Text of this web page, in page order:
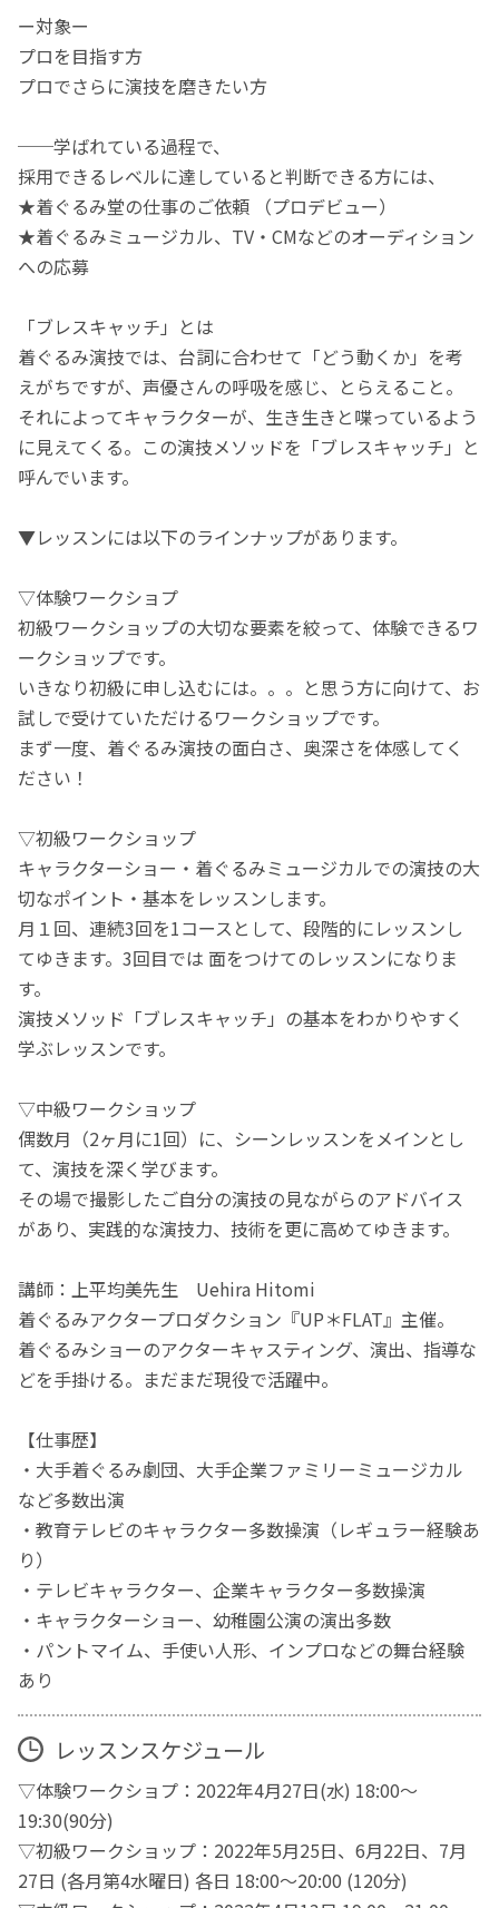
ー対象ー
プロを目指す方
プロでさらに演技を磨きたい方
──学ばれている過程で、
採用できるレベルに達していると判断できる方には、
★着ぐるみ堂の仕事のご依頼 （プロデビュー）
★着ぐるみミュージカル、TV・CMなどのオーディション
への応募
「ブレスキャッチ」とは
着ぐるみ演技では、台詞に合わせて「どう動くか」を考
えがちですが、声優さんの呼吸を感じ、とらえること。
それによってキャラクターが、生き生きと喋っているよう
に見えてくる。この演技メソッドを「ブレスキャッチ」と
呼んでいます。
▼レッスンには以下のラインナップがあります。
▽体験ワークショプ
初級ワークショップの大切な要素を絞って、体験できるワ
ークショップです。
いきなり初級に申し込むには。。。と思う方に向けて、お
試しで受けていただけるワークショップです。
まず一度、着ぐるみ演技の面白さ、奥深さを体感してく
ださい！
▽初級ワークショップ
キャラクターショー・着ぐるみミュージカルでの演技の大
切なポイント・基本をレッスンします。
月１回、連続3回を1コースとして、段階的にレッスンし
てゆきます。3回目では 面をつけてのレッスンになりま
す。
演技メソッド「ブレスキャッチ」の基本をわかりやすく
学ぶレッスンです。
▽中級ワークショップ
偶数月（2ヶ月に1回）に、シーンレッスンをメインとし
て、演技を深く学びます。
その場で撮影したご自分の演技の見ながらのアドバイス
があり、実践的な演技力、技術を更に高めてゆきます。
講師：上平均美先生 Uehira Hitomi
着ぐるみアクタープロダクション『UP＊FLAT』主催。
着ぐるみショーのアクターキャスティング、演出、指導な
どを手掛ける。まだまだ現役で活躍中。
【仕事歴】
・大手着ぐるみ劇団、大手企業ファミリーミュージカル
など多数出演
・教育テレビのキャラクター多数操演（レギュラー経験あ
り）
・テレビキャラクター、企業キャラクター多数操演
・キャラクターショー、幼稚園公演の演出多数
・パントマイム、手使い人形、インプロなどの舞台経験
あり
レッスンスケジュール
▽体験ワークショプ：2022年4月27日(水) 18:00～
19:30(90分)
▽初級ワークショップ：2022年5月25日、6月22日、7月
27日 (各月第4水曜日) 各日 18:00～20:00 (120分)